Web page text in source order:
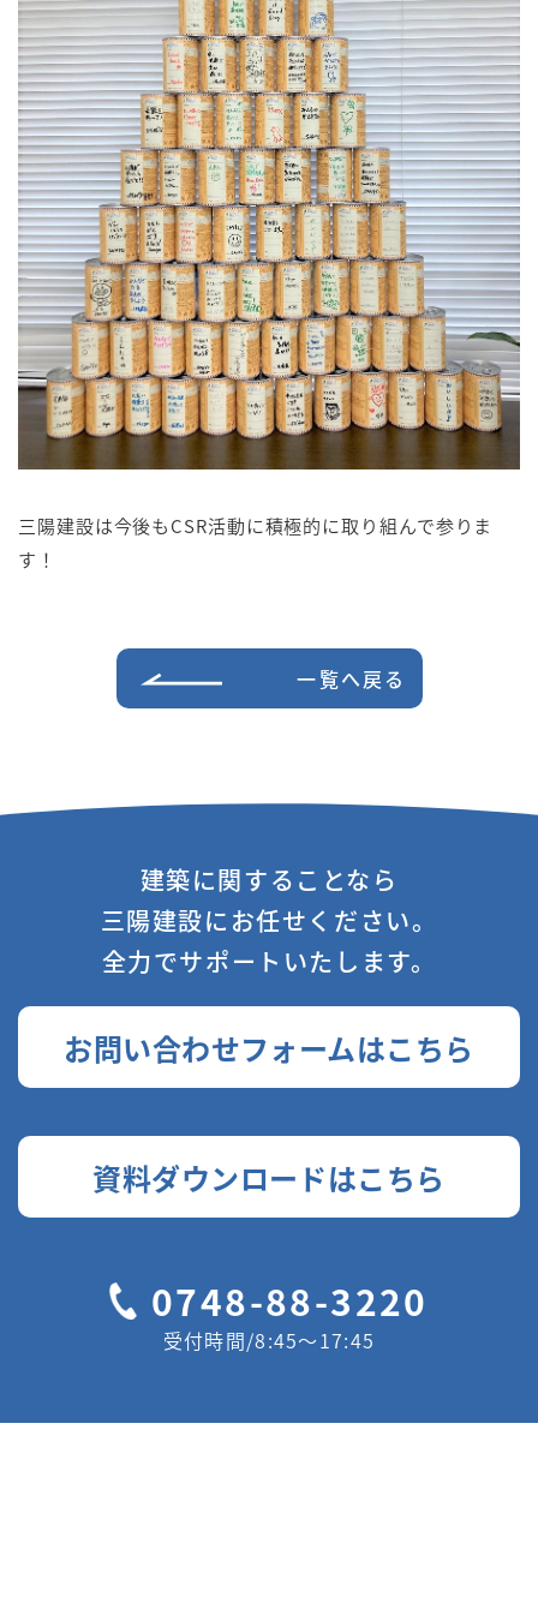
三陽建設は今後もCSR活動に積極的に取り組んで参りま
す！
一覧へ戻る
建築に関することなら
三陽建設にお任せください。
全力でサポートいたします。
お問い合わせフォームはこちら
資料ダウンロードはこちら
0748-88-3220
受付時間/8:45〜17:45